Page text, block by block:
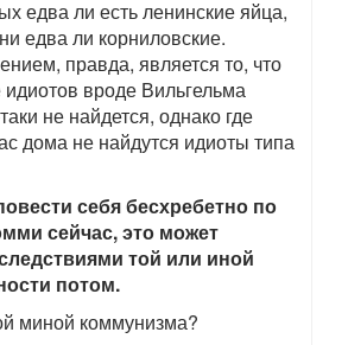
едва ли есть ленинские яйца,
едва ли корниловские.
правда, является то, что
вроде Вильгельма
не найдется, однако где
дома не найдутся идиоты типа
себя бесхребетно по
сейчас, это может
той или иной
потом.
миной коммунизма?